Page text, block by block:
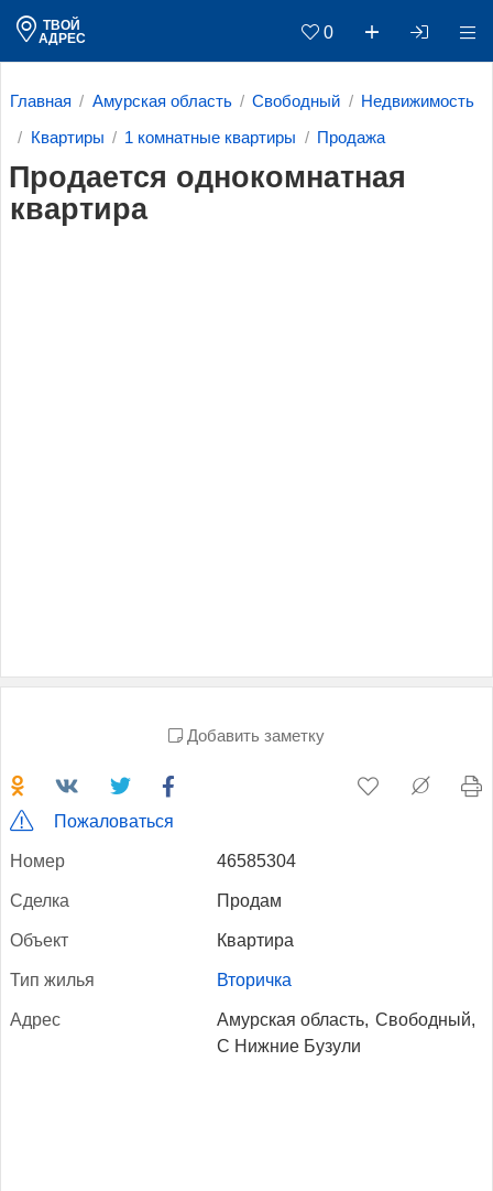
ТВОЙ
АДРЕС
0
Главная Амурская область Свободный Недвижимость
Квартиры 1 комнатные квартиры Продажа
Продается однокомнатная
квартира
Добавить заметку
Пожаловаться
Но­мер 46585304
Сдел­ка Продам
Объ­ект Квартира
Тип жилья Вторичка
Ад­рес Амурская область, Свободный,
С Нижние Бузули